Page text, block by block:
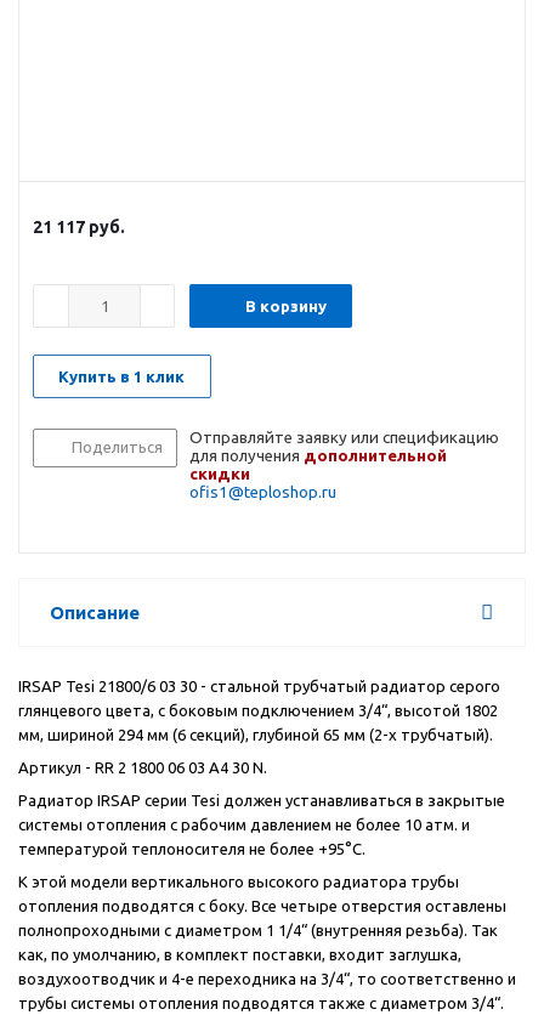
21 117 руб.
В корзину
Купить в 1 клик
Поделиться
Отправляйте заявку или спецификацию
для получения дополнительной
скидки
ofis1@teploshop.ru
Описание
IRSAP Tesi 21800/6 03 30 - стальной трубчатый радиатор серого
глянцевого цвета, с боковым подключением 3/4“, высотой 1802
мм, шириной 294 мм (6 секций), глубиной 65 мм (2-х трубчатый).
Артикул - RR 2 1800 06 03 A4 30 N.
Радиатор IRSAP серии Tesi должен устанавливаться в закрытые
системы отопления с рабочим давлением не более 10 атм. и
температурой теплоносителя не более +95°C.
К этой модели вертикального высокого радиатора трубы
отопления подводятся с боку. Все четыре отверстия оставлены
полнопроходными с диаметром 1 1/4“ (внутренняя резьба). Так
как, по умолчанию, в комплект поставки, входит заглушка,
воздухоотводчик и 4-е переходника на 3/4“, то соответственно и
трубы системы отопления подводятся также с диаметром 3/4“.